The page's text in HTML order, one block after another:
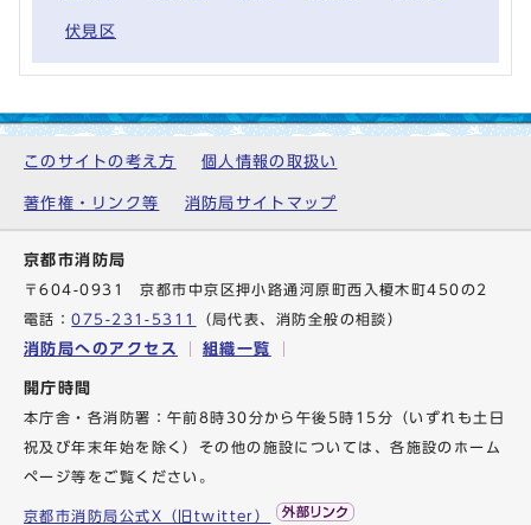
伏見区
このサイトの考え方 個人情報の取扱い
著作権・リンク等 消防局サイトマップ
京都市消防局
〒604-0931 京都市中京区押小路通河原町西入榎木町450の2
電話：075-231-5311 （局代表、消防全般の相談）
消防局へのアクセス 組織一覧
開庁時間
本庁舎・各消防署：午前8時30分から午後5時15分（いずれも土日
祝及び年末年始を除く）その他の施設については、各施設のホーム
ページ等をご覧ください。
京都市消防局公式X（旧twitter）